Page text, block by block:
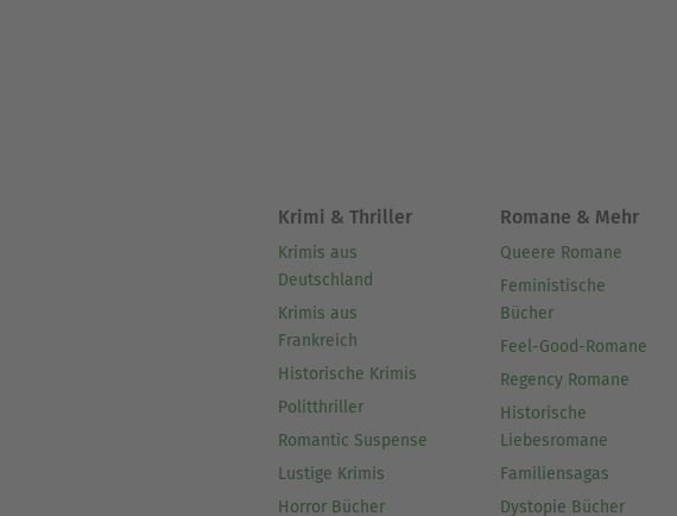
Krimi & Thriller
Krimis aus
Deutschland
Krimis aus
Frankreich
Historische Krimis
Politthriller
Romantic Suspense
Lustige Krimis
Horror Bücher
Romane & Mehr
Queere Romane
Feministische
Bücher
Feel-Good-Romane
Regency Romane
Historische
Liebesromane
Familiensagas
Dystopie Bücher